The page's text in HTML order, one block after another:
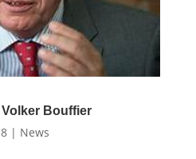
Bouffier
| News